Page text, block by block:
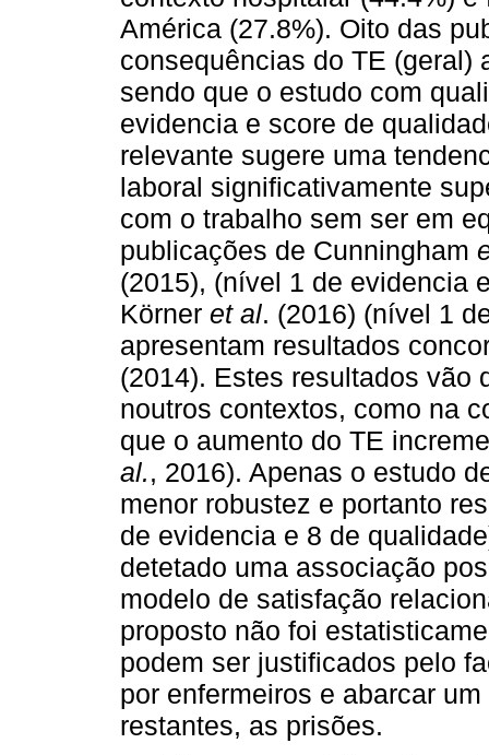
América (27.8%). Oito das
consequências do TE (geral)
sendo que o estudo com
evidencia e score de
relevante sugere uma
laboral significativamente
com o trabalho sem ser em
publicações de Cunningham
(2015), (nível 1 de evidencia
Körner et al. (2016) (nível 1
apresentam resultados
(2014). Estes resultados vão
noutros contextos, como na
que o aumento do TE
al., 2016). Apenas o estudo
menor robustez e portanto
de evidencia e 8 de
detetado uma associação
modelo de satisfação
proposto não foi
podem ser justificados pelo
por enfermeiros e abarcar
restantes, as prisões.